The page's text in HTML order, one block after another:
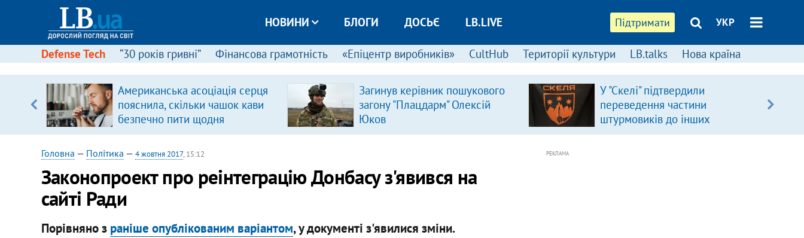
Підтримати УКР
НОВИНИ БЛОГИ ДОСЬЄ LB.LIVE
Defense Tech “30 років гривні” Фінансова грамотність «Епіцентр виробників» CultHub Території культури LB.talks Нова країна
Американська асоціація серця
пояснила, скільки чашок кави
безпечно пити щодня
Загинув керівник пошукового
загону "Плацдарм" Олексій
Юков
У "Скелі" підтвердили
переведення частини
штурмовиків до інших
підрозділів
Головна — Політика — 4 жовтня 2017, 15:12
Законопроект про реінтеграцію Донбасу з'явився на
сайті Ради
Порівняно з раніше опублікованим варіантом, у документі з'явилися зміни.
РЕКЛАМА